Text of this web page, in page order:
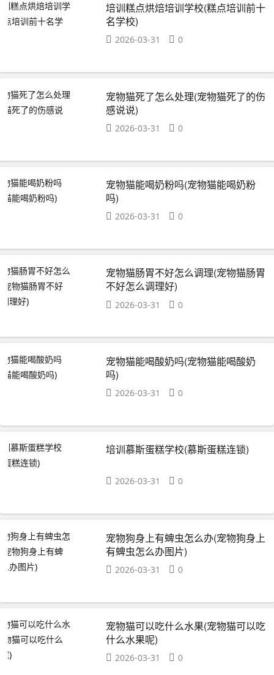
培训糕点烘焙培训学校(糕点培训前十
名学校)
2026-03-31 0
宠物猫死了怎么处理(宠物猫死了的伤
感说说)
2026-03-31 0
宠物猫能喝奶粉吗(宠物猫能喝奶粉
吗)
2026-03-31 0
宠物猫肠胃不好怎么调理(宠物猫肠胃
不好怎么调理好)
2026-03-31 0
宠物猫能喝酸奶吗(宠物猫能喝酸奶
吗)
2026-03-31 0
培训慕斯蛋糕学校(慕斯蛋糕连锁)
2026-03-31 0
宠物狗身上有蜱虫怎么办(宠物狗身上
有蜱虫怎么办图片)
2026-03-31 0
宠物猫可以吃什么水果(宠物猫可以吃
什么水果呢)
2026-03-31 0